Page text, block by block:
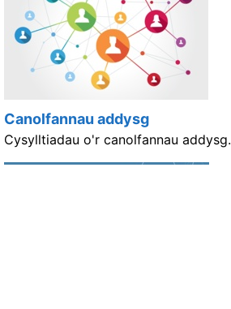
Canolfannau addysg
Cysylltiadau o'r canolfannau addysg.